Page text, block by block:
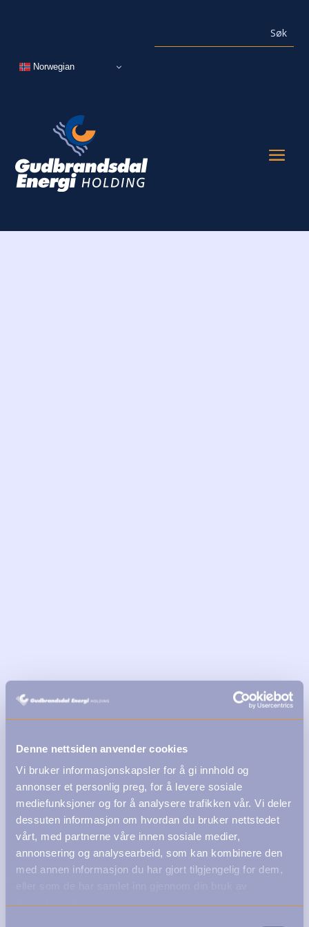
Denne nettsiden anvender cookies
Vi bruker informasjonskapsler for å gi innhold og
annonser et personlig preg, for å levere sosiale
mediefunksjoner og for å analysere trafikken vår. Vi deler
dessuten informasjon om hvordan du bruker nettstedet
vårt, med partnerne våre innen sosiale medier,
annonsering og analysearbeid, som kan kombinere den
med annen informasjon du har gjort tilgjengelig for dem,
Norwegian